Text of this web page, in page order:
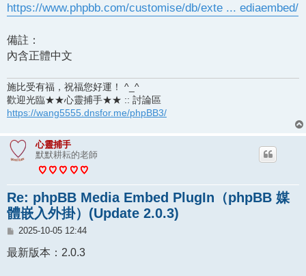
https://www.phpbb.com/customise/db/exte ... ediaembed/
備註：
內含正體中文
施比受有福，祝福您好運！ ^_^
歡迎光臨★★心靈捕手★★ :: 討論區
https://wang5555.dnsfor.me/phpBB3/
心靈捕手
默默耕耘的老師
Re: phpBB Media Embed PlugIn（phpBB 媒
體嵌入外掛）(Update 2.0.3)
文
2025-10-05 12:44
最新版本：2.0.3